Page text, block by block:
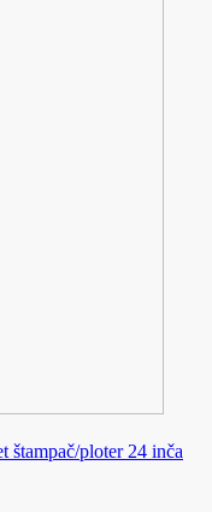
štampač/ploter 24 inča